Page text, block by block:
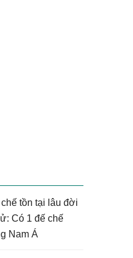
tồn tại lâu đời
Có 1 đế chế
Nam Á